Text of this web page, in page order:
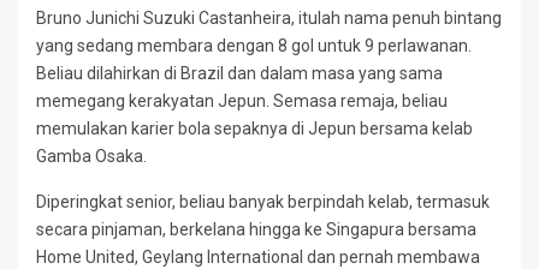
Bruno Junichi Suzuki Castanheira, itulah nama penuh bintang
yang sedang membara dengan 8 gol untuk 9 perlawanan.
Beliau dilahirkan di Brazil dan dalam masa yang sama
memegang kerakyatan Jepun. Semasa remaja, beliau
memulakan karier bola sepaknya di Jepun bersama kelab
Gamba Osaka.
Diperingkat senior, beliau banyak berpindah kelab, termasuk
secara pinjaman, berkelana hingga ke Singapura bersama
Home United, Geylang International dan pernah membawa